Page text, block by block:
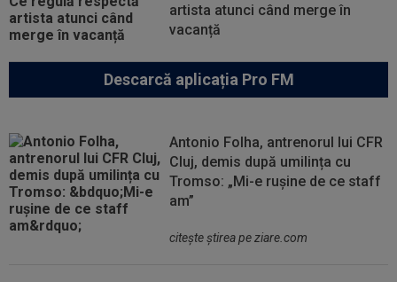
artista atunci când merge în
vacanță
Descarcă aplicația Pro FM
Antonio Folha, antrenorul lui CFR
Cluj, demis după umilința cu
Tromso: „Mi-e rușine de ce staff
am”
citeşte ştirea pe ziare.com